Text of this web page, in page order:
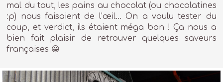
mal du tout, les pains au chocolat (ou chocolatines
:p) nous faisaient de l’œil… On a voulu tester du
coup, et verdict, ils étaient méga bon ! Ça nous a
bien fait plaisir de retrouver quelques saveurs
françaises 😀